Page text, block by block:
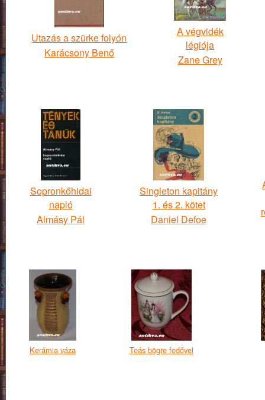
Utazás a szürke folyón
Karácsony Benő
A végvidék
légiója
Zane Grey
Sopronkőhidai
napló
Almásy Pál
Singleton kapitány
1. és 2. kötet
Daniel Defoe
Kerámia váza Teás bögre fedővel